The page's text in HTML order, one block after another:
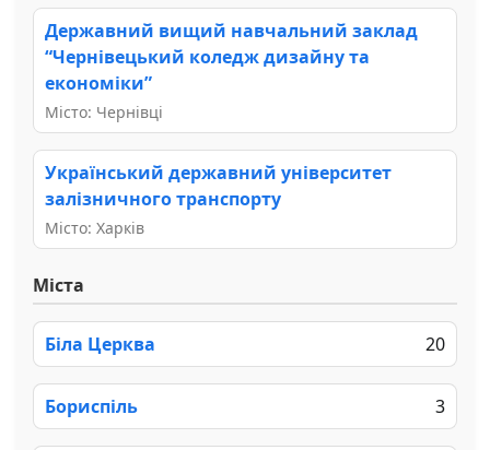
Державний вищий навчальний заклад
“Чернівецький коледж дизайну та
економіки”
Місто: Чернівці
Український державний університет
залізничного транспорту
Місто: Харків
Міста
Біла Церква 20
Бориспіль 3